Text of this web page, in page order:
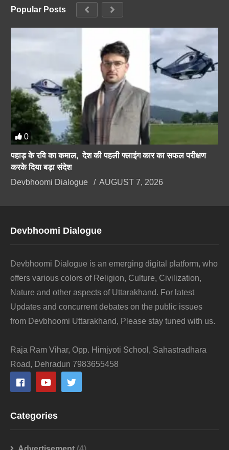
Popular Posts
0
पहाड़ के रवि का कमाल, देश की पहली फ्लाइंग कार का सफल परीक्षण
करके दिया बड़ा संदेश
Devbhoomi Dialogue
AUGUST 7, 2026
Devbhoomi Dialogue
Devbhoomi Dialogue is an emerging digital platform, who
offers various colors of Religion, Culture, Civilization,
Nature and other aspects of Uttarakhand. For latest
Updates and concurrent debates on the public issues
from Devbhoomi Uttarakhand, Please stay tuned with us.
Raja Ram Vihar, Opp. Himjyoti School, Sahastradhara
Road, Dehradun 7983655458
Categories